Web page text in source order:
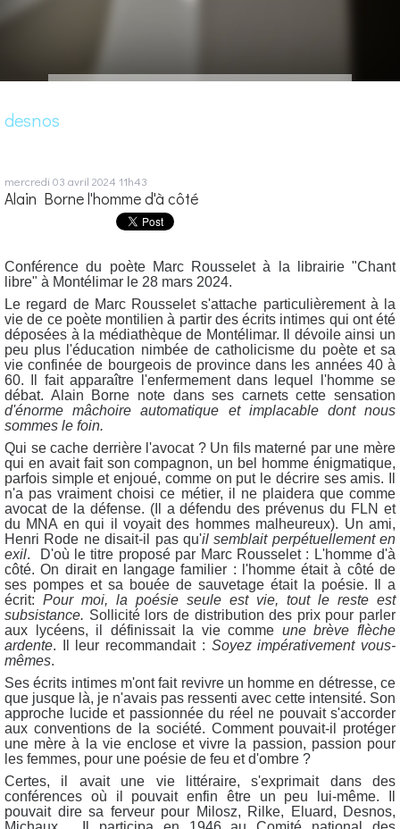
desnos
mercredi 03 avril 2024 11h43
Alain Borne l'homme d'à côté
Conférence du poète Marc Rousselet à la librairie "Chant
libre" à Montélimar le 28 mars 2024.
Le regard de Marc Rousselet s'attache particulièrement à la
vie de ce poète montilien à partir des écrits intimes qui ont été
déposées à la médiathèque de Montélimar. Il dévoile ainsi un
peu plus l'éducation nimbée de catholicisme du poète et sa
vie confinée de bourgeois de province dans les années 40 à
60. Il fait apparaître l'enfermement dans lequel l'homme se
débat. Alain Borne note dans ses carnets cette sensation
d'énorme mâchoire automatique et implacable dont nous
sommes le foin.
Qui se cache derrière l'avocat ? Un fils materné par une mère
qui en avait fait son compagnon, un bel homme énigmatique,
parfois simple et enjoué, comme on put le décrire ses amis. Il
n'a pas vraiment choisi ce métier, il ne plaidera que comme
avocat de la défense. (Il a défendu des prévenus du FLN et
du MNA en qui il voyait des hommes malheureux). Un ami,
Henri Rode ne disait-il pas qu'il semblait perpétuellement en
exil. D'où le titre proposé par Marc Rousselet : L'homme d'à
côté. On dirait en langage familier : l'homme était à côté de
ses pompes et sa bouée de sauvetage était la poésie. Il a
écrit: Pour moi, la poésie seule est vie, tout le reste est
subsistance. Sollicité lors de distribution des prix pour parler
aux lycéens, il définissait la vie comme une brève flèche
ardente. Il leur recommandait : Soyez impérativement vous-
mêmes.
Ses écrits intimes m'ont fait revivre un homme en détresse, ce
que jusque là, je n'avais pas ressenti avec cette intensité. Son
approche lucide et passionnée du réel ne pouvait s'accorder
aux conventions de la société. Comment pouvait-il protéger
une mère à la vie enclose et vivre la passion, passion pour
les femmes, pour une poésie de feu et d'ombre ?
Certes, il avait une vie littéraire, s'exprimait dans des
conférences où il pouvait enfin être un peu lui-même. Il
pouvait dire sa ferveur pour Milosz, Rilke, Eluard, Desnos,